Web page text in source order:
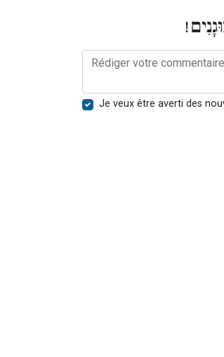
Je veux être averti des